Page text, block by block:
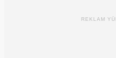
REKLAM